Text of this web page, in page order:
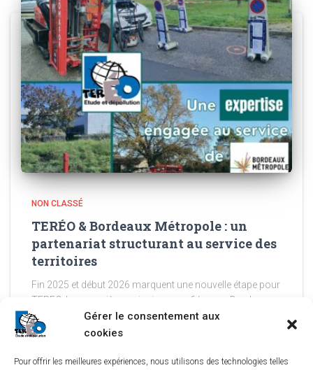
Gérer le consentement aux
cookies
Pour offrir les meilleures expériences, nous utilisons des technologies telles
NON CLASSÉ
TERÉO & Bordeaux Métropole : un
partenariat structurant au service des
territoires
Fin 2025 et début 2026 marquent une nouvelle étape pour
TEREO. Les premières missions confiées par Bordeaux
Métropole viennent concrétiser l’obtention de l’accord-
cadre dédié à la gestion des risques environnementaux et